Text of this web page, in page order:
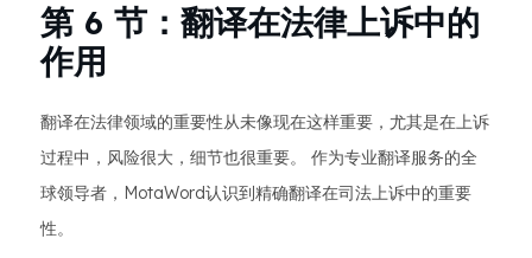
第 6 节：翻译在法律上诉中的
作用
翻译在法律领域的重要性从未像现在这样重要，尤其是在上诉
过程中，风险很大，细节也很重要。 作为专业翻译服务的全
球领导者，MotaWord认识到精确翻译在司法上诉中的重要
性。